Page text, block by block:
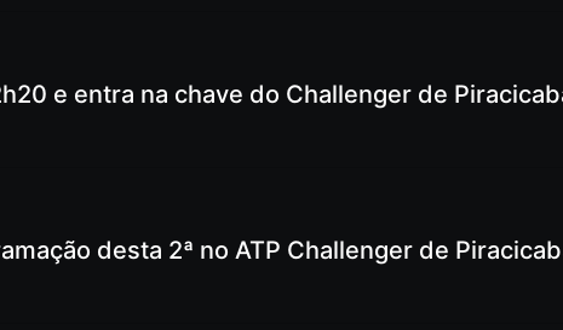
e entra na chave do Challenger de
desta 2ª no ATP Challenger de